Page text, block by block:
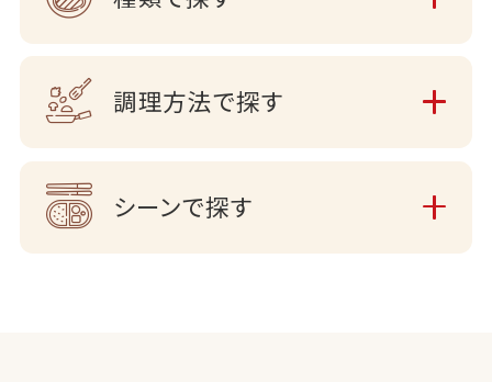
調理方法で探す
シーンで探す